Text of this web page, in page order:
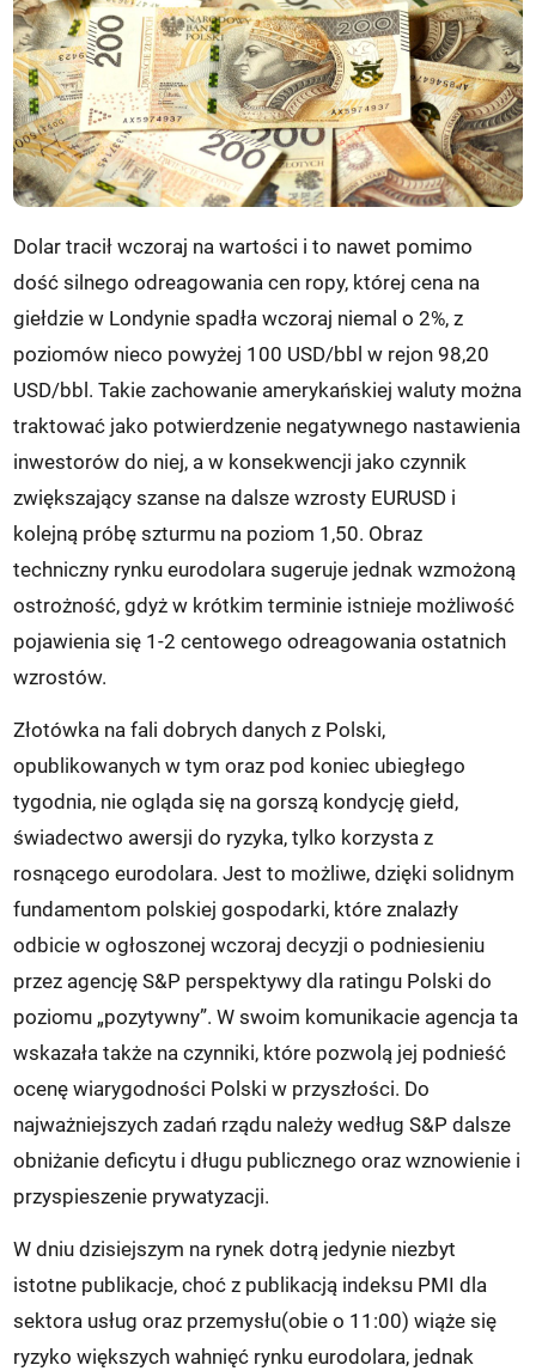
Dolar tracił wczoraj na wartości i to nawet pomimo
dość silnego odreagowania cen ropy, której cena na
giełdzie w Londynie spadła wczoraj niemal o 2%, z
poziomów nieco powyżej 100 USD/bbl w rejon 98,20
USD/bbl. Takie zachowanie amerykańskiej waluty można
traktować jako potwierdzenie negatywnego nastawienia
inwestorów do niej, a w konsekwencji jako czynnik
zwiększający szanse na dalsze wzrosty EURUSD i
kolejną próbę szturmu na poziom 1,50. Obraz
techniczny rynku eurodolara sugeruje jednak wzmożoną
ostrożność, gdyż w krótkim terminie istnieje możliwość
pojawienia się 1-2 centowego odreagowania ostatnich
wzrostów.
Złotówka na fali dobrych danych z Polski,
opublikowanych w tym oraz pod koniec ubiegłego
tygodnia, nie ogląda się na gorszą kondycję giełd,
świadectwo awersji do ryzyka, tylko korzysta z
rosnącego eurodolara. Jest to możliwe, dzięki solidnym
fundamentom polskiej gospodarki, które znalazły
odbicie w ogłoszonej wczoraj decyzji o podniesieniu
przez agencję S&P perspektywy dla ratingu Polski do
poziomu „pozytywny”. W swoim komunikacie agencja ta
wskazała także na czynniki, które pozwolą jej podnieść
ocenę wiarygodności Polski w przyszłości. Do
najważniejszych zadań rządu należy według S&P dalsze
obniżanie deficytu i długu publicznego oraz wznowienie i
przyspieszenie prywatyzacji.
W dniu dzisiejszym na rynek dotrą jedynie niezbyt
istotne publikacje, choć z publikacją indeksu PMI dla
sektora usług oraz przemysłu(obie o 11:00) wiąże się
ryzyko większych wahnięć rynku eurodolara, jednak